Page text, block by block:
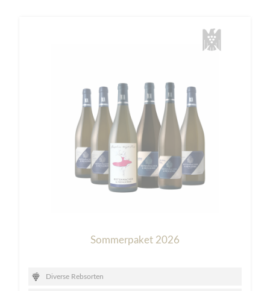
Sommerpaket 2026
Diverse Rebsorten